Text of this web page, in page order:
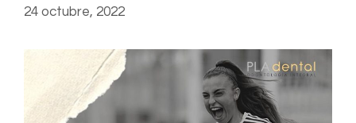
24 octubre, 2022